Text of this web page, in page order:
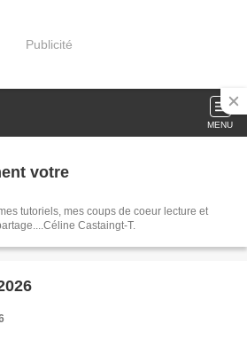
Publicité
MENU
votre
tutoriels, mes coups de coeur lecture et
Castaingt-T.